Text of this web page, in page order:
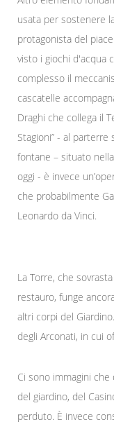
usata per sostenere
protagonista del
visto i giochi d'acqua
complesso il
cascatelle
Draghi che collega il
Stagioni” - al
fontane – situato
oggi - è invece
che probabilmente
Leonardo da Vinci.
La Torre, che
restauro, funge
altri corpi del
degli Arconati, in cui
Ci sono immagini
del giardino, del
perduto. È invece